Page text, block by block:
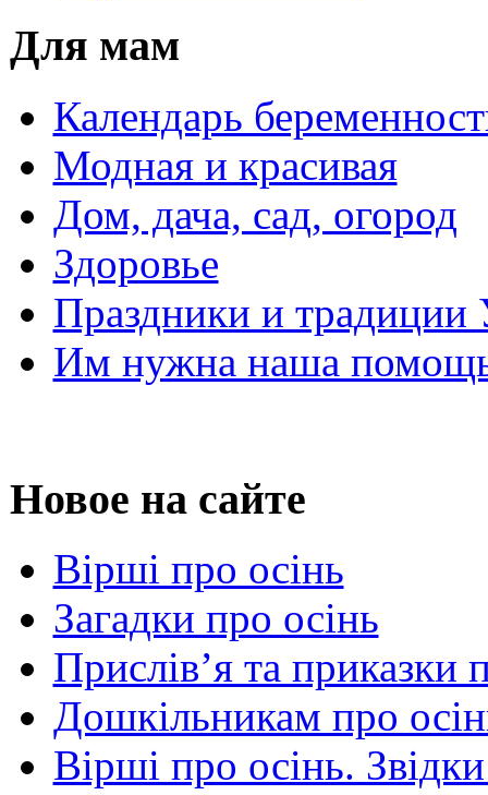
Для мам
Календарь
Модная и красивая
Дом, дача, сад, огород
Здоровье
Праздники и традиции
Им нужна наша
Новое на сайте
Вірші про осінь
Загадки про осінь
Прислів’я та приказки
Дошкільникам про
Вірші про осінь.